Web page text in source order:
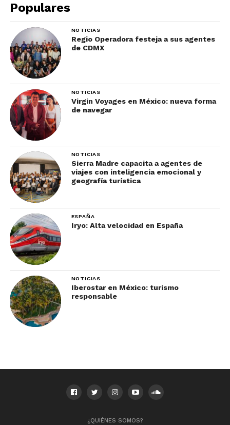
Populares
NOTICIAS
Regio Operadora festeja a sus agentes
de CDMX
NOTICIAS
Virgin Voyages en México: nueva forma
de navegar
NOTICIAS
Sierra Madre capacita a agentes de
viajes con inteligencia emocional y
geografía turística
ESPAÑA
Iryo: Alta velocidad en España
NOTICIAS
Iberostar en México: turismo
responsable
¿QUIÉNES SOMOS?